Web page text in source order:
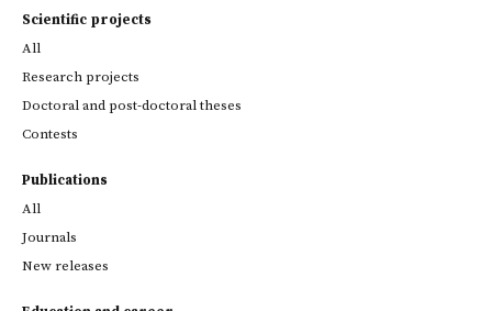
Scientific projects
All
Research projects
Doctoral and post-doctoral theses
Contests
Publications
All
Journals
New releases